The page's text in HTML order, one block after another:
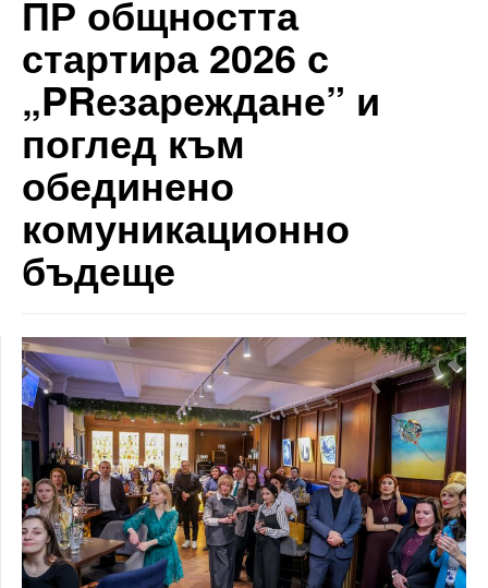
ПР общността
стартира 2026 с
„PRезареждане” и
поглед към
обединено
комуникационно
бъдеще